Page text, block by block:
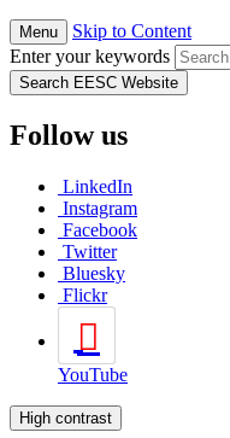
Menu
Skip to Content
Enter your keywords
Follow us
LinkedIn
Instagram
Facebook
Twitter
Bluesky
Flickr
YouTube
High contrast